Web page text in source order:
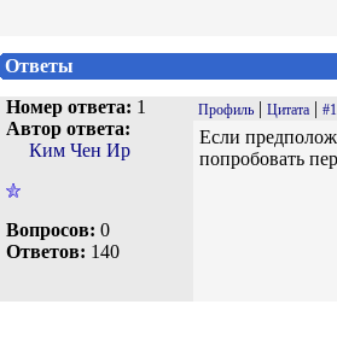
Ответы
Номер ответа: 1
Автор ответа:
Ким Чен Ир
Вопросов: 0
Ответов: 140
Профиль | Цитата | #1
Если
попробовать